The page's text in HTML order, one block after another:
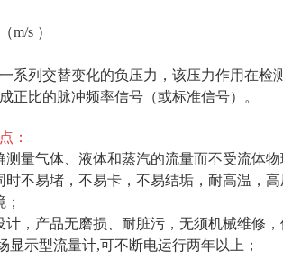
m/s ）
系列交替变化的负压力，该压力作用在检
正比的脉冲频率信号（或标准信号）。
：
量气体、液体和蒸汽的流量而不受流体物
不易堵，不易卡，不易结垢，耐高温，高
；
，产品无磨损、耐脏污，无须机械维修，
显示型流量计,可不断电运行两年以上；